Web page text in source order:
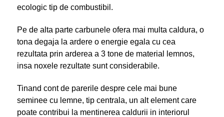
ecologic tip de combustibil.
Pe de alta parte carbunele ofera mai multa caldura, o
tona degaja la ardere o energie egala cu cea
rezultata prin arderea a 3 tone de material lemnos,
insa noxele rezultate sunt considerabile.
Tinand cont de parerile despre cele mai bune
seminee cu lemne, tip centrala, un alt element care
poate contribui la mentinerea caldurii in interiorul